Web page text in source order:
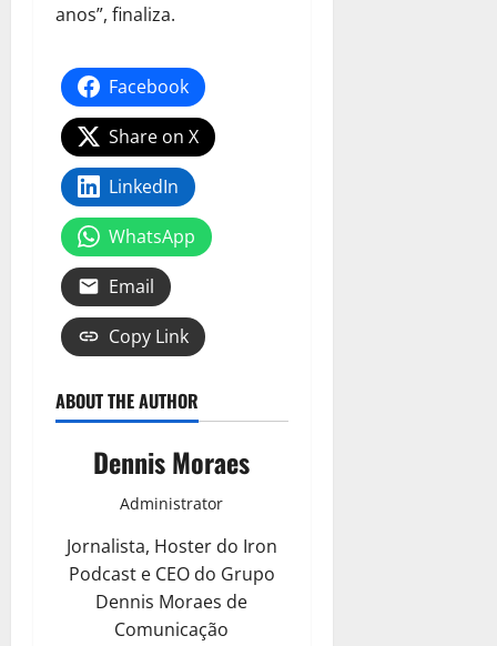
anos”, finaliza.
Facebook
Share on X
LinkedIn
WhatsApp
Email
Copy Link
ABOUT THE AUTHOR
Dennis Moraes
Administrator
Jornalista, Hoster do Iron
Podcast e CEO do Grupo
Dennis Moraes de
Comunicação